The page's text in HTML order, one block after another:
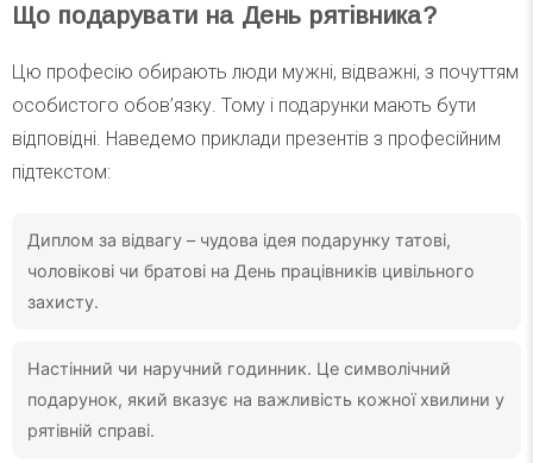
Що подарувати на День рятівника?
Цю професію обирають люди мужні, відважні, з почуттям
особистого обов’язку. Тому і подарунки мають бути
відповідні. Наведемо приклади презентів з професійним
підтекстом:
Диплом за відвагу – чудова ідея подарунку татові,
чоловікові чи братові на День працівників цивільного
захисту.
Настінний чи наручний годинник. Це символічний
подарунок, який вказує на важливість кожної хвилини у
рятівній справі.